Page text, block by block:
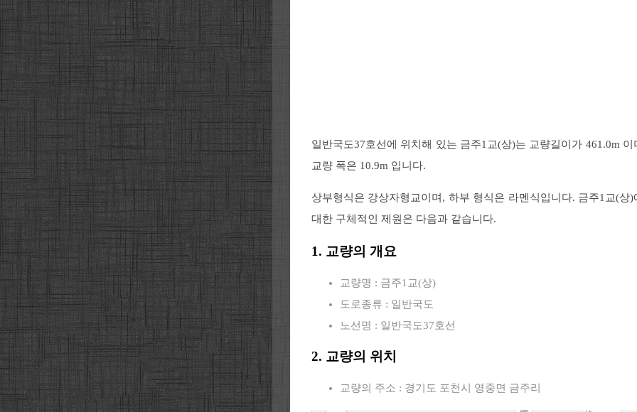
일반국도37호선에 위치해 있는 금주1교(상)는 교량길이가 461.0m 이
교량 폭은 10.9m 입니다.
상부형식은 강상자형교이며, 하부 형식은 라멘식입니다. 금주1교(상)
대한 구체적인 제원은 다음과 같습니다.
1. 교량의 개요
교량명 : 금주1교(상)
도로종류 : 일반국도
노선명 : 일반국도37호선
2. 교량의 위치
교량의 주소 : 경기도 포천시 영중면 금주리